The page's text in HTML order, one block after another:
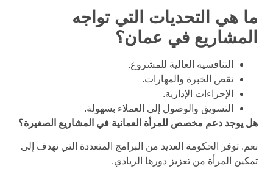
ما هي التحديات التي تواجه
المشاريع في عمان؟
التنافسية العالية للمشروع.
نقص الخبرة والمهارات.
الإجراءات الإدارية.
التسويق والوصول إلى العملاء بسهولة.
هل يوجد دعم مخصص للمرأة العمانية في المشاريع الصغيرة؟
نعم. توفر الحكومة العديد من البرامج المتعددة التي تهدف إلى
تمكين المرأة من تعزيز دورها الريادي.